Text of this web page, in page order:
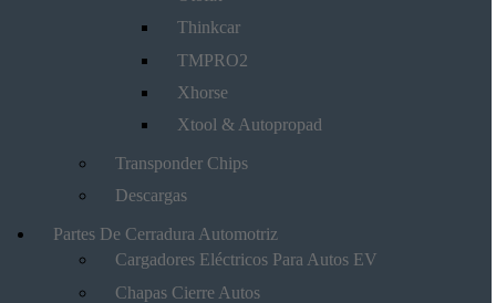
Thinkcar
TMPRO2
Xhorse
Xtool & Autopropad
Transponder Chips
Descargas
Partes De Cerradura Automotriz
Cargadores Eléctricos Para Autos EV
Chapas Cierre Autos